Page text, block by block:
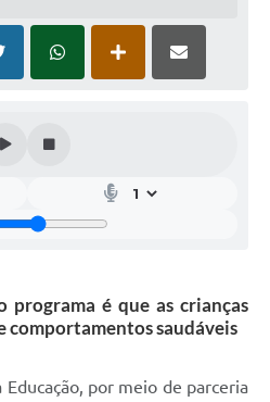
é que as crianças
comportamentos saudáveis
por meio de parceria